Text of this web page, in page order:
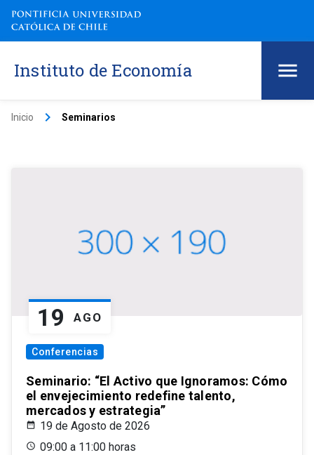
Instituto de Economía
Inicio keyboard_arrow_right Seminarios
19 AGO
Conferencias
Seminario: “El Activo que Ignoramos: Cómo
el envejecimiento redefine talento,
mercados y estrategia”
19 de Agosto de 2026
09:00 a 11:00 horas